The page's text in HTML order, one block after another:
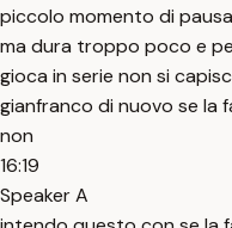
piccolo momento di
ma dura troppo poco e
gioca in serie non si
gianfranco di nuovo se la
non
16:19
Speaker A